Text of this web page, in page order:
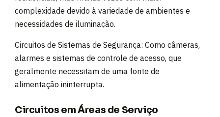
complexidade devido à variedade de ambientes e
necessidades de iluminação.
Circuitos de Sistemas de Segurança: Como câmeras,
alarmes e sistemas de controle de acesso, que
geralmente necessitam de uma fonte de
alimentação ininterrupta.
Circuitos em Áreas de Serviço